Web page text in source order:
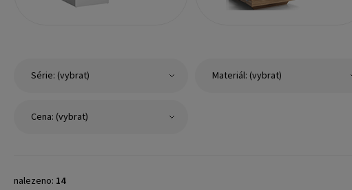
Série: (vybrat) Materiál: (vybrat)
Cena: (vybrat)
nalezeno: 14